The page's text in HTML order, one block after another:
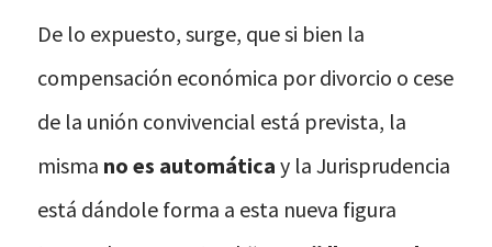
De lo expuesto, surge, que si bien la
compensación económica por divorcio o cese
de la unión convivencial está prevista, la
misma no es automática y la Jurisprudencia
está dándole forma a esta nueva figura